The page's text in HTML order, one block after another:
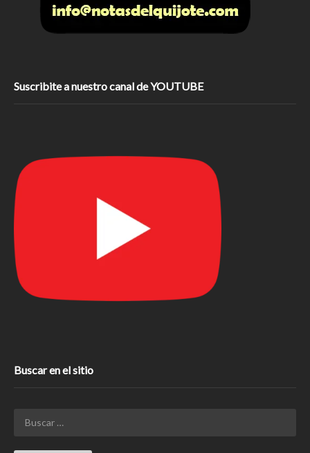
Suscribite a nuestro canal de YOUTUBE
Buscar en el sitio